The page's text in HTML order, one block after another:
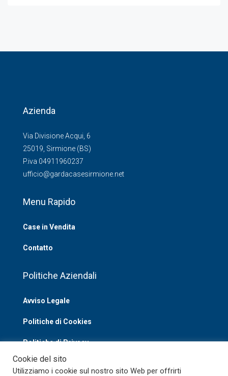
Azienda
Via Divisione Acqui, 6
25019, Sirmione (BS)
P.iva 04911960237
ufficio@gardacasesirmione.net
Menu Rapido
Case in Vendita
Contatto
Politiche Aziendali
Avviso Legale
Politiche di Cookies
Politiche di Privacy
Cookie del sito
Utilizziamo i cookie sul nostro sito Web per offrirti